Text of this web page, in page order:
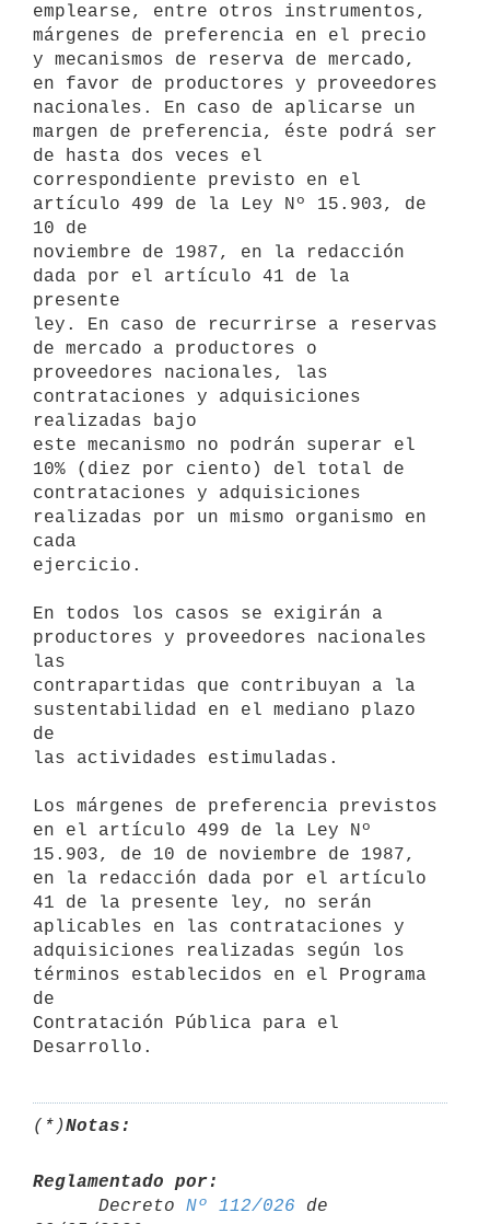
emplearse, entre otros instrumentos,
márgenes de preferencia en el precio
y mecanismos de reserva de mercado,
en favor de productores y proveedores
nacionales. En caso de aplicarse un
margen de preferencia, éste podrá ser
de hasta dos veces el
correspondiente previsto en el
artículo 499 de la Ley Nº 15.903, de
10 de
noviembre de 1987, en la redacción
dada por el artículo 41 de la
presente
ley. En caso de recurrirse a reservas
de mercado a productores o
proveedores nacionales, las
contrataciones y adquisiciones
realizadas bajo
este mecanismo no podrán superar el
10% (diez por ciento) del total de
contrataciones y adquisiciones
realizadas por un mismo organismo en
cada
ejercicio.
En todos los casos se exigirán a
productores y proveedores nacionales
las
contrapartidas que contribuyan a la
sustentabilidad en el mediano plazo
de
las actividades estimuladas.
Los márgenes de preferencia previstos
en el artículo 499 de la Ley Nº
15.903, de 10 de noviembre de 1987,
en la redacción dada por el artículo
41 de la presente ley, no serán
aplicables en las contrataciones y
adquisiciones realizadas según los
términos establecidos en el Programa
de
Contratación Pública para el
(*)Notas:
Reglamentado por:
Decreto Nº 112/026 de